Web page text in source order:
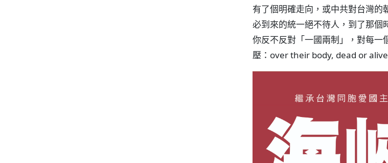
有了個明確走向，或中共對台灣
必到來的統一絕不待人，到了那個
你反不反對「一國兩制」，對每一
壓：over their body, dead or